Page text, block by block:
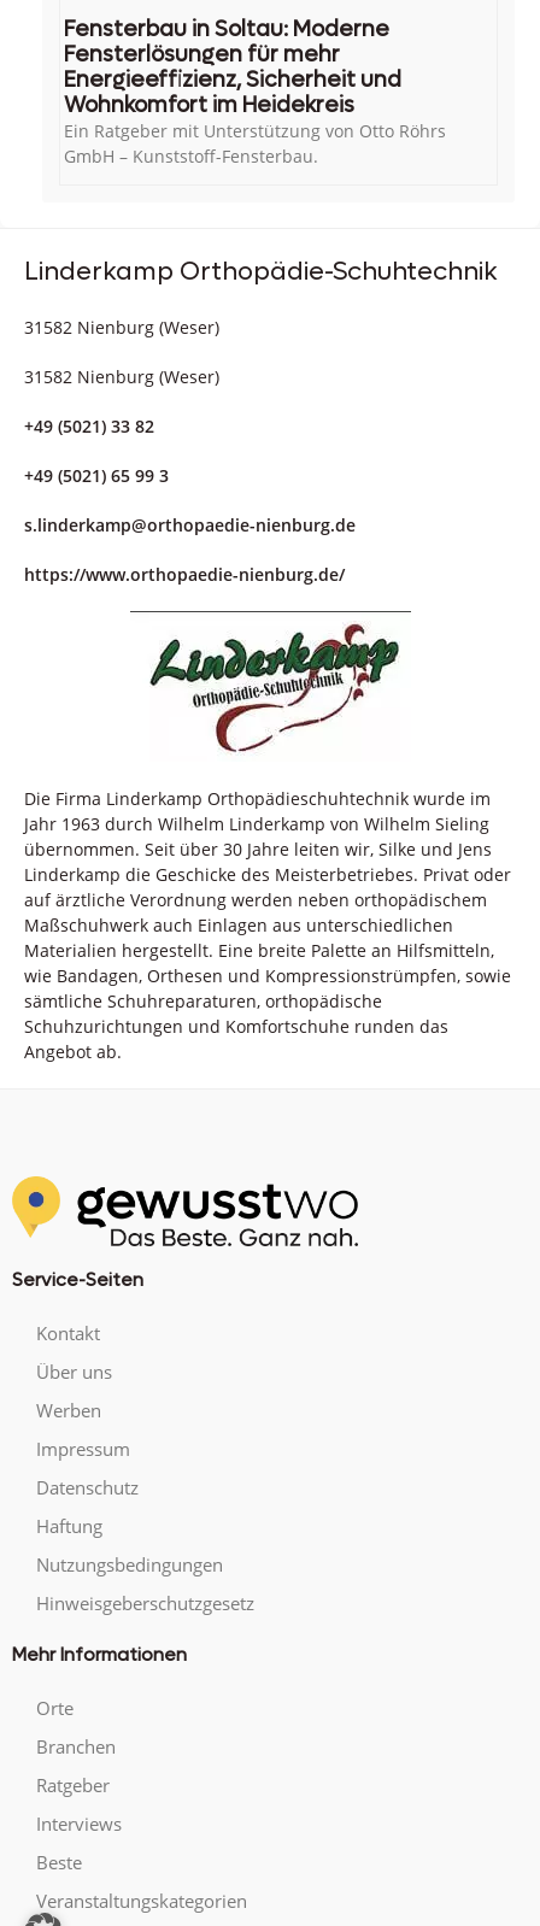
Fensterbau in Soltau: Moderne
Fensterlösungen für mehr
Energieeffizienz, Sicherheit und
Wohnkomfort im Heidekreis
Ein Ratgeber mit Unterstützung von Otto Röhrs
GmbH – Kunststoff-Fensterbau.
Linderkamp Orthopädie-Schuhtechnik
31582 Nienburg (Weser)
31582 Nienburg (Weser)
+49 (5021) 33 82
+49 (5021) 65 99 3
s.linderkamp@orthopaedie-nienburg.de
https://www.orthopaedie-nienburg.de/
Die Firma Linderkamp Orthopädieschuhtechnik wurde im
Jahr 1963 durch Wilhelm Linderkamp von Wilhelm Sieling
übernommen. Seit über 30 Jahre leiten wir, Silke und Jens
Linderkamp die Geschicke des Meisterbetriebes. Privat oder
auf ärztliche Verordnung werden neben orthopädischem
Maßschuhwerk auch Einlagen aus unterschiedlichen
Materialien hergestellt. Eine breite Palette an Hilfsmitteln,
wie Bandagen, Orthesen und Kompressionstrümpfen, sowie
sämtliche Schuhreparaturen, orthopädische
Schuhzurichtungen und Komfortschuhe runden das
Angebot ab.
Service-Seiten
Kontakt
Über uns
Werben
Impressum
Datenschutz
Haftung
Nutzungsbedingungen
Hinweisgeberschutzgesetz
Mehr Informationen
Orte
Branchen
Ratgeber
Interviews
Beste
Veranstaltungskategorien